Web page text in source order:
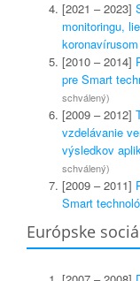
[2021 – 2023]
monitoringu,
[2010 – 2014]
pre Smart
schválený)
[2009 – 2012]
vzdelávanie
výsledkov
schválený)
[2009 – 2011]
Smart
Európske